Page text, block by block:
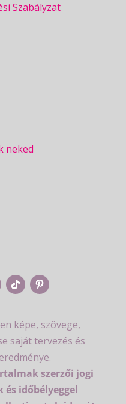
Szabályzat
neked
képe, szövege,
saját tervezés és
szerzői jogi
időbélyeggel